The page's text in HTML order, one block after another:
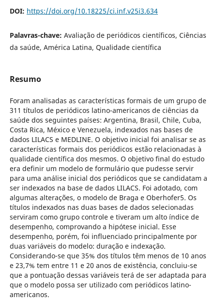
DOI: https://doi.org/10.18225/ci.inf.v25i3.634
Palavras-chave: Avaliação de periódicos científicos, Ciências
da saúde, América Latina, Qualidade científica
Resumo
Foram analisadas as características formais de um grupo de
311 títulos de periódicos latino-americanos de ciências da
saúde dos seguintes países: Argentina, Brasil, Chile, Cuba,
Costa Rica, México e Venezuela, indexados nas bases de
dados LILACS e MEDLINE. O objetivo inicial foi analisar se as
características formais dos periódicos estão relacionadas à
qualidade científica dos mesmos. O objetivo final do estudo
era definir um modelo de formulário que pudesse servir
para uma análise inicial dos periódicos que se candidatam a
ser indexados na base de dados LILACS. Foi adotado, com
algumas alterações, o modelo de Braga e Oberhofer5. Os
títulos indexados nas duas bases de dados selecionadas
serviram como grupo controle e tiveram um alto índice de
desempenho, comprovando a hipótese inicial. Esse
desempenho, porém, foi influenciado principalmente por
duas variáveis do modelo: duração e indexação.
Considerando-se que 35% dos títulos têm menos de 10 anos
e 23,7% tem entre 11 e 20 anos de existência, concluiu-se
que a pontuação dessas variáveis terá de ser adaptada para
que o modelo possa ser utilizado com periódicos latino-
americanos.